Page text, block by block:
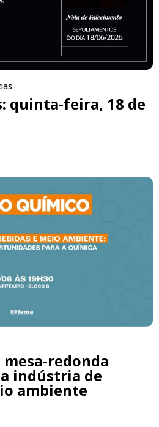
quinta-feira, 18 de
mesa-redonda
indústria de
ambiente